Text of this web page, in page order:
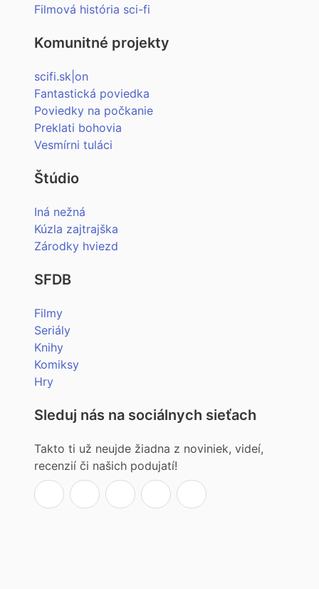
Filmová história sci-fi
Komunitné projekty
scifi.sk|on
Fantastická poviedka
Poviedky na počkanie
Preklati bohovia
Vesmírni tuláci
Štúdio
Iná nežná
Kúzla zajtrajška
Zárodky hviezd
SFDB
Filmy
Seriály
Knihy
Komiksy
Hry
Sleduj nás na sociálnych sieťach
Takto ti už neujde žiadna z noviniek, videí,
recenzií či našich podujatí!